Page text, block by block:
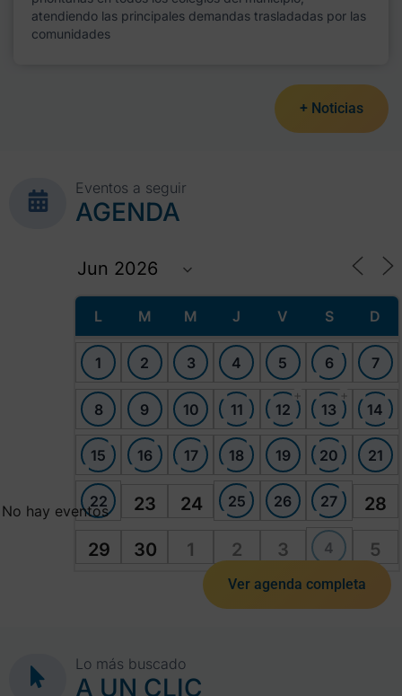
atendiendo las principales demandas trasladadas por las
comunidades
+ Noticias
Eventos a seguir
AGENDA
L M M J V S D
1 2 3 4 5 6 7
8 9 10 11 12
+
13
+
14
15 16 17 18 19 20 21
22 23 24 25 26 27 28
29 30 1 2 3 4 5
No hay eventos
Ver agenda completa
Lo más buscado
A UN CLIC